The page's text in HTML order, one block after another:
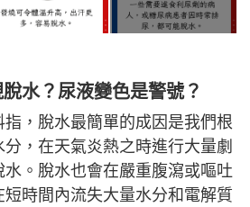
水？尿液變色是警號？
，脫水最簡單的成因是我們根
，在天氣炎熱之時進行大量劇
。脫水也會在嚴重腹瀉或嘔吐
時間內流失大量水分和電解質